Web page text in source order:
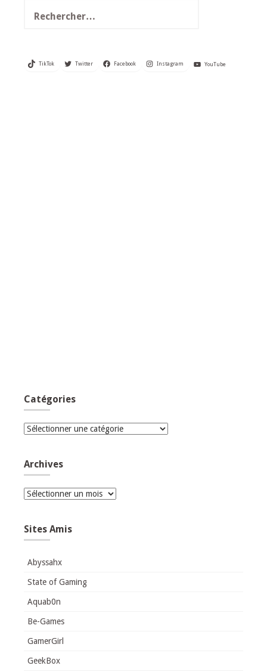
TikTok Twitter Facebook Instagram YouTube
Catégories
Catégories
Archives
Archives
Sites Amis
Abyssahx
State of Gaming
Aquab0n
Be-Games
GamerGirl
GeekBox